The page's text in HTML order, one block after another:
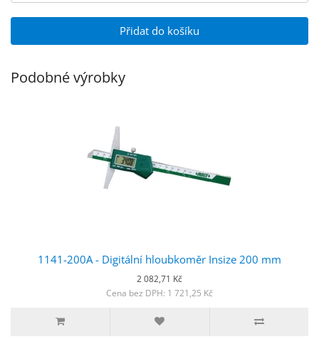
Přidat do košíku
Podobné výrobky
1141-200A - Digitální hloubkoměr Insize 200 mm
2 082,71 Kč
Cena bez DPH: 1 721,25 Kč